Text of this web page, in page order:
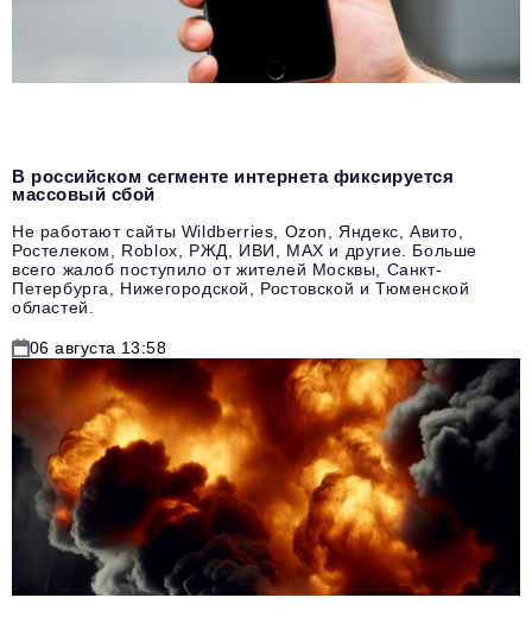
В российском сегменте интернета фиксируется
массовый сбой
Не работают сайты Wildberries, Ozon, Яндекс, Авито,
Ростелеком, Roblox, РЖД, ИВИ, MAX и другие. Больше
всего жалоб поступило от жителей Москвы, Санкт-
Петербурга, Нижегородской, Ростовской и Тюменской
областей.
06 августа 13:58